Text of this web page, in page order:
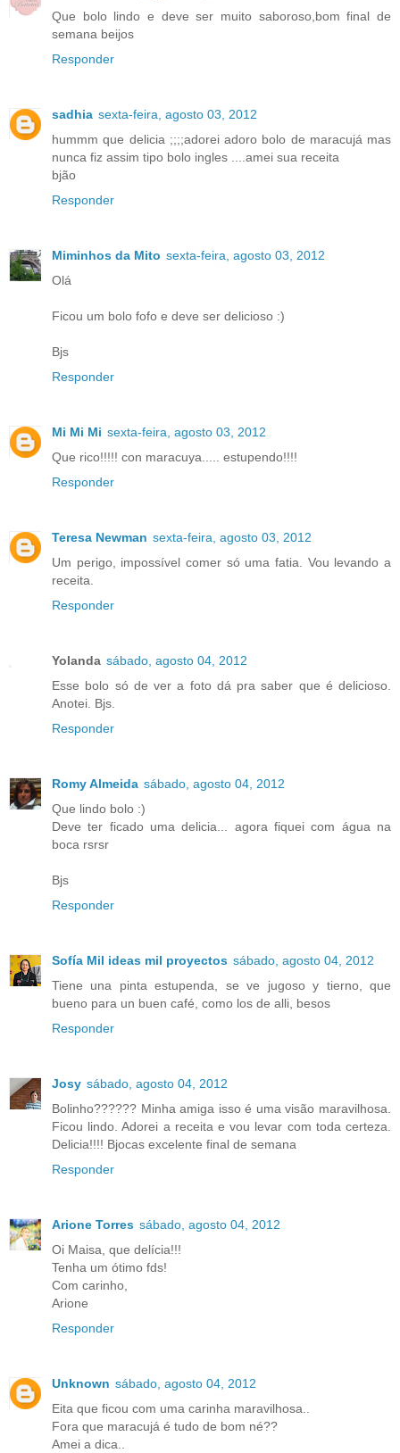
Que bolo lindo e deve ser muito saboroso,bom final de
semana beijos
Responder
sadhia sexta-feira, agosto 03, 2012
hummm que delicia ;;;;adorei adoro bolo de maracujá mas
nunca fiz assim tipo bolo ingles ....amei sua receita
bjão
Responder
Miminhos da Mito sexta-feira, agosto 03, 2012
Olá
Ficou um bolo fofo e deve ser delicioso :)
Bjs
Responder
Mi Mi Mi sexta-feira, agosto 03, 2012
Que rico!!!!! con maracuya..... estupendo!!!!
Responder
Teresa Newman sexta-feira, agosto 03, 2012
Um perigo, impossível comer só uma fatia. Vou levando a
receita.
Responder
Yolanda sábado, agosto 04, 2012
Esse bolo só de ver a foto dá pra saber que é delicioso.
Anotei. Bjs.
Responder
Romy Almeida sábado, agosto 04, 2012
Que lindo bolo :)
Deve ter ficado uma delicia... agora fiquei com água na
boca rsrsr
Bjs
Responder
Sofía Mil ideas mil proyectos sábado, agosto 04, 2012
Tiene una pinta estupenda, se ve jugoso y tierno, que
bueno para un buen café, como los de alli, besos
Responder
Josy sábado, agosto 04, 2012
Bolinho?????? Minha amiga isso é uma visão maravilhosa.
Ficou lindo. Adorei a receita e vou levar com toda certeza.
Delicia!!!! Bjocas excelente final de semana
Responder
Arione Torres sábado, agosto 04, 2012
Oi Maisa, que delícia!!!
Tenha um ótimo fds!
Com carinho,
Arione
Responder
Unknown sábado, agosto 04, 2012
Eita que ficou com uma carinha maravilhosa..
Fora que maracujá é tudo de bom né??
Amei a dica..